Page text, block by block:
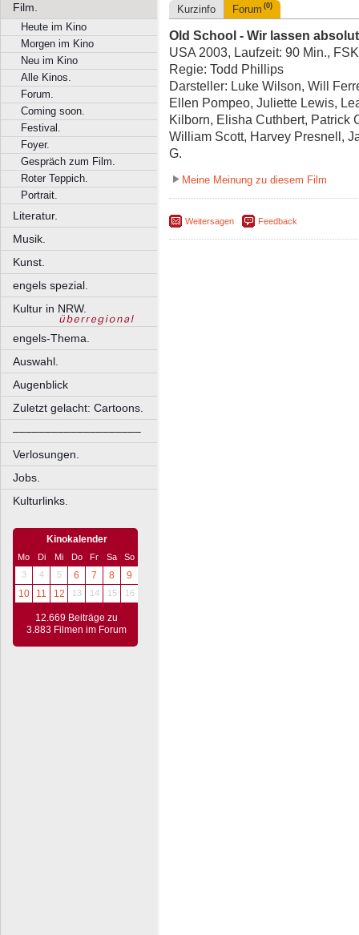
Film.
Heute im Kino
Morgen im Kino
Neu im Kino
Alle Kinos.
Forum.
Coming soon.
Festival.
Foyer.
Gespräch zum Film.
Roter Teppich.
Portrait.
Literatur.
Musik.
Kunst.
engels spezial.
Kultur in NRW.
engels-Thema.
Auswahl.
Augenblick
Zuletzt gelacht: Cartoons.
––––––––––––––––––––
Verlosungen.
Jobs.
Kulturlinks.
Kinokalender
Mo Di Mi Do Fr Sa
So
3
4 5 6 7 8
9
10
11 12 13 14 15 16
12.669 Beiträge zu
3.883 Filmen im Forum
Kurzinfo Forum (0)
Old School - Wir lassen
USA 2003, Laufzeit: 90 Min.,
Regie: Todd Phillips
Darsteller: Luke Wilson, Will
Ellen Pompeo, Juliette Lewis,
Kilborn, Elisha Cuthbert, Patrick
William Scott, Harvey Presnell,
G.
Meine Meinung zu diesem Film
Weitersagen Feedback